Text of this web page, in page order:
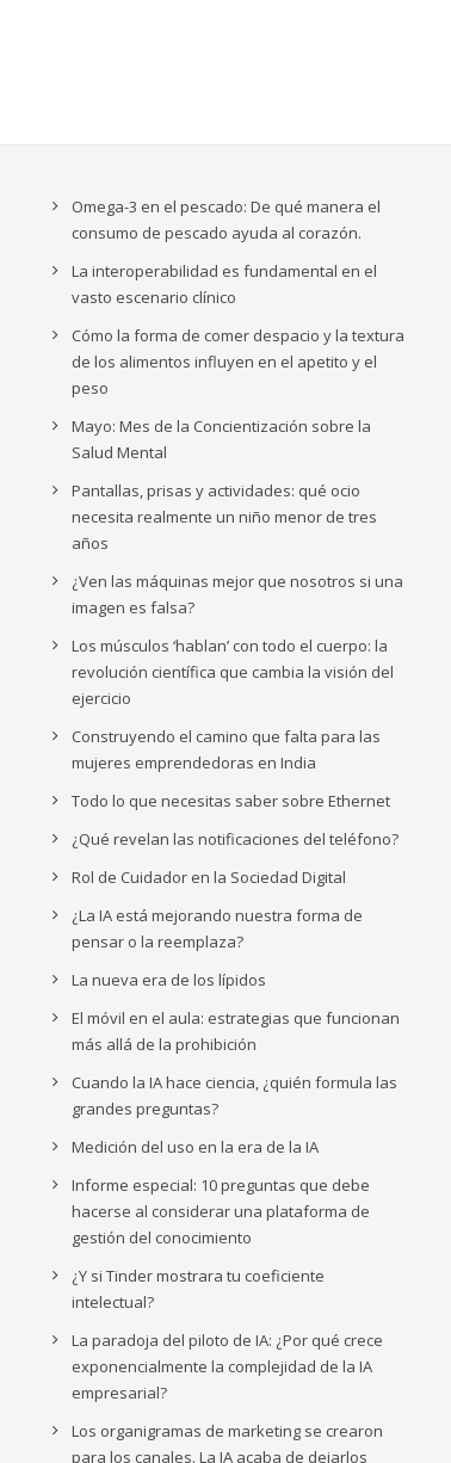
Omega-3 en el pescado: De qué manera el
consumo de pescado ayuda al corazón.
La interoperabilidad es fundamental en el
vasto escenario clínico
Cómo la forma de comer despacio y la textura
de los alimentos influyen en el apetito y el
peso
Mayo: Mes de la Concientización sobre la
Salud Mental
Pantallas, prisas y actividades: qué ocio
necesita realmente un niño menor de tres
años
¿Ven las máquinas mejor que nosotros si una
imagen es falsa?
Los músculos ‘hablan’ con todo el cuerpo: la
revolución científica que cambia la visión del
ejercicio
Construyendo el camino que falta para las
mujeres emprendedoras en India
Todo lo que necesitas saber sobre Ethernet
¿Qué revelan las notificaciones del teléfono?
Rol de Cuidador en la Sociedad Digital
¿La IA está mejorando nuestra forma de
pensar o la reemplaza?
La nueva era de los lípidos
El móvil en el aula: estrategias que funcionan
más allá de la prohibición
Cuando la IA hace ciencia, ¿quién formula las
grandes preguntas?
Medición del uso en la era de la IA
Informe especial: 10 preguntas que debe
hacerse al considerar una plataforma de
gestión del conocimiento
¿Y si Tinder mostrara tu coeficiente
intelectual?
La paradoja del piloto de IA: ¿Por qué crece
exponencialmente la complejidad de la IA
empresarial?
Los organigramas de marketing se crearon
para los canales. La IA acaba de dejarlos